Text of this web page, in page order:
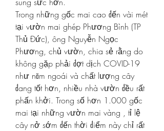
Trong những gốc mai cao đến vài mét
tại vườn mai ghép Phương Bình (TP
Thủ Đức), ông Nguyễn Ngọc
Phương, chủ vườn, chia sẻ rằng do
không gặp phải đợt dịch COVID-19
như năm ngoái và chất lượng cây
đang tốt hơn, nhiều nhà vườn đều rất
phấn khởi. Trong số hơn 1.000 gốc
mai tại những vườn mai vàng , tỉ lệ
cây nở sớm đến thời điểm này chỉ rất